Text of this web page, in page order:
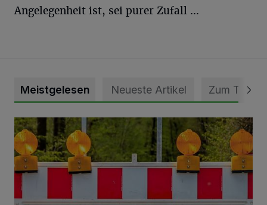
Angelegenheit ist, sei purer Zufall …
Meistgelesen Neueste Artikel Zum Thema
Vollsperrung der Talstraße in Grevenbroich-Kapellen